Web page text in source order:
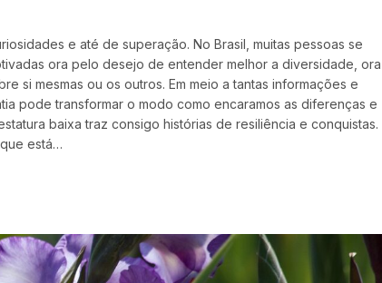
e até de superação. No Brasil, muitas pessoas se
ora pelo desejo de entender melhor a diversidade, ora
si mesmas ou os outros. Em meio a tantas informações e
pode transformar o modo como encaramos as diferenças e
baixa traz consigo histórias de resiliência e conquistas.
está…